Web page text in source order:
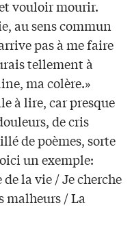
vouloir mourir.
au sens commun
pas à me faire
tellement à
ma colère.»
à lire, car presque
de cris
de poèmes, sorte
un exemple:
la vie / Je cherche
malheurs / La